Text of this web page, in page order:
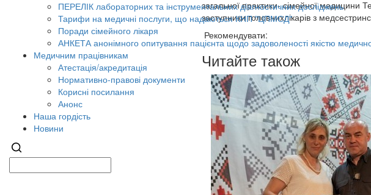
ПЕРЕЛІК лабораторних та інструментальних діагностичних досліджень
Тарифи на медичні послуги, що надаються КНП "ЦПМСД"
Поради сімейного лікаря
АНКЕТА анонімного опитування пацієнта щодо задоволеності якістю
Медичним працівникам
Атестація/акредитація
Нормативно-правові документи
Корисні посилання
Анонс
Наша гордість
Новини
загальної практики- сімейної медицини
заступники головнихлікарів з
Рекомендувати:
Читайте також